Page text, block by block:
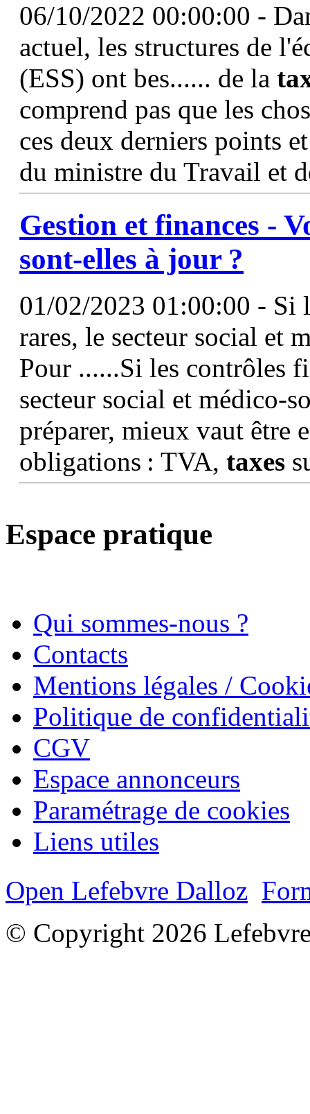
06/10/2022 00:00:00 -
actuel, les structures de
(ESS) ont bes...... de la
comprend pas que les
ces deux derniers points
du ministre du Travail et
Gestion et finances -
sont-elles à jour ?
01/02/2023 01:00:00 - Si
rares, le secteur social et
Pour ......Si les contrôles
secteur social et médico-
préparer, mieux vaut être
obligations : TVA, taxes
Espace pratique
Qui sommes-nous ?
Contacts
Mentions légales /
Politique de
CGV
Espace annonceurs
Paramétrage de cookies
Liens utiles
Open Lefebvre Dalloz
© Copyright 2026